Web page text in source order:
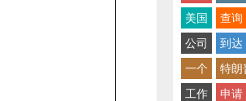
美国
查询
公司
到达
一个
特朗
工作
申请